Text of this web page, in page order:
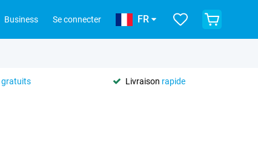
Business Se connecter FR
gratuits Livraison rapide